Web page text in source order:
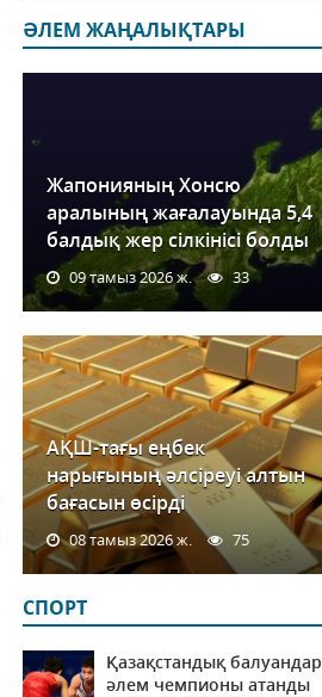
ӘЛЕМ ЖАҢАЛЫҚТАРЫ
Жапонияның Хонсю
аралының жағалауында 5,4
балдық жер сілкінісі болды
09 тамыз 2026 ж. 33
АҚШ-тағы еңбек
нарығының әлсіреуі алтын
бағасын өсірді
08 тамыз 2026 ж. 75
СПОРТ
Қазақстандық балуандар
әлем чемпионы атанды